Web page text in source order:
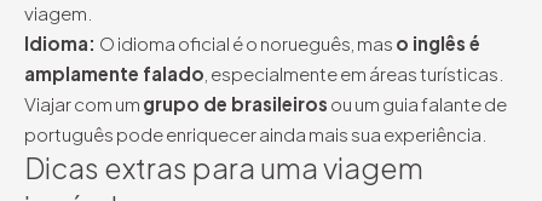
viagem.
Idioma: O idioma oficial é o norueguês, mas o inglês é
amplamente falado , especialmente em áreas turísticas.
Viajar com um grupo de brasileiros ou um guia falante de
português pode enriquecer ainda mais sua experiência.
Dicas extras para uma viagem